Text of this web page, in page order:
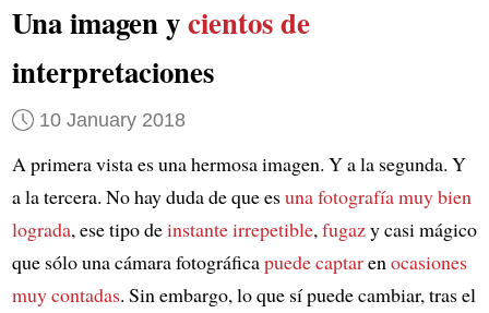
Una imagen ycientos de
interpretaciones
10 January 2018
A primera vista es una hermosa imagen. Y a la segunda. Y
a la tercera. No hay duda de que esuna fotografía muy bien
lograda, ese tipo deinstante irrepetible,fugazy casi mágico
que sólo una cámara fotográficapuede captarenocasiones
muy contadas. Sin embargo, lo que sí puede cambiar, tras el